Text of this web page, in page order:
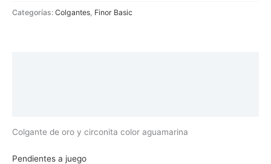
Categorías: Colgantes Finor Basic
Colgante de oro y circonita color aguamarina
Pendientes a juego